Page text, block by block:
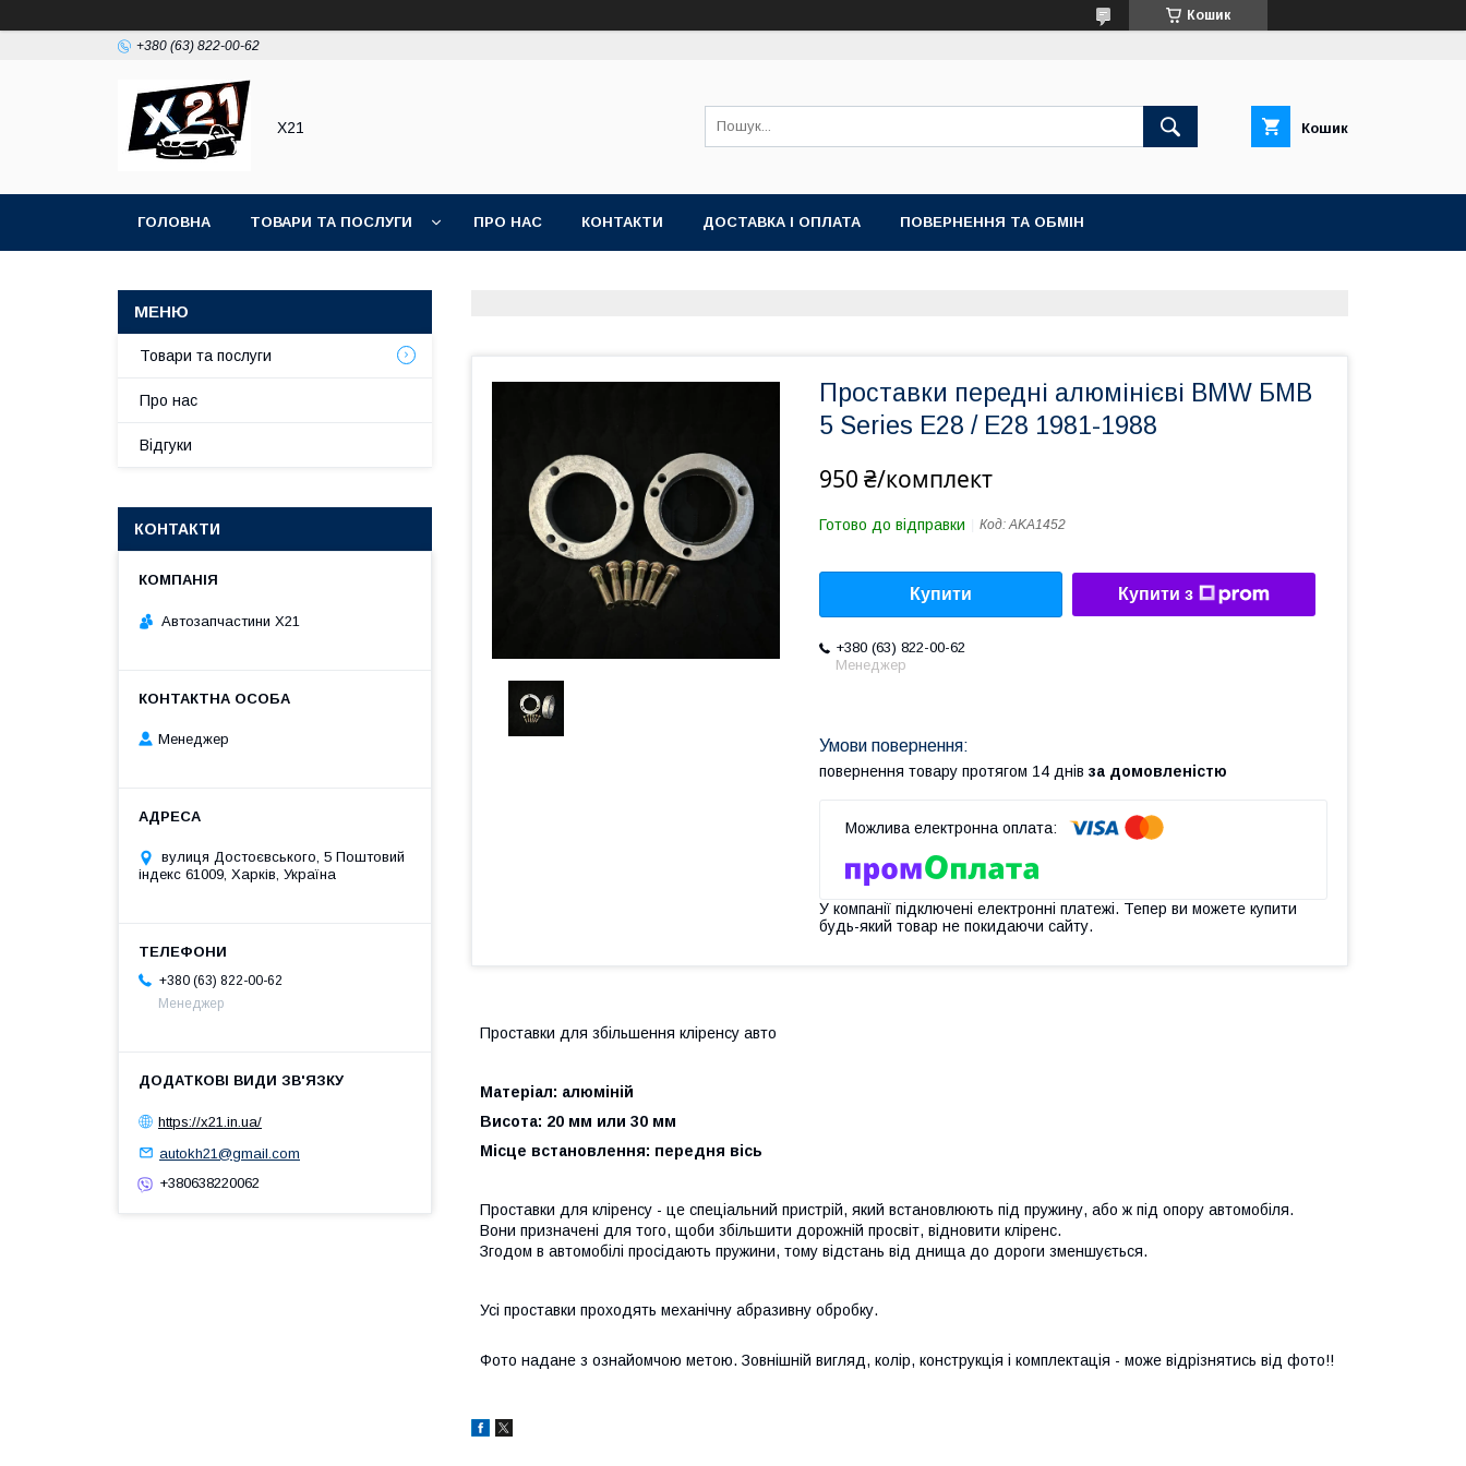
Кошик
+380 (63) 822-00-62
Х21 Кошик
ГОЛОВНА ТОВАРИ ТА ПОСЛУГИ ПРО НАС КОНТАКТИ ДОСТАВКА І ОПЛАТА ПОВЕРНЕННЯ ТА ОБМІН
Проставки передні алюмінієві BMW БМВ
5 Series E28 / Е28 1981-1988
950 ₴/комплект
Готово до відправки Код:AKA1452
Купити Купити з
+380 (63) 822-00-62
Менеджер
повернення товару протягом 14 днів за домовленістю
У компанії підключені електронні платежі. Тепер ви можете купити
будь-який товар не покидаючи сайту.
Проставки для збільшення кліренсу авто
Матеріал: алюміній
Висота: 20 мм или 30 мм
Місце встановлення: передня вісь
Проставки для кліренсу - це спеціальний пристрій, який встановлюють під пружину, або ж під опору автомобіля.
Вони призначені для того, щоби збільшити дорожній просвіт, відновити кліренс.
Згодом в автомобілі просідають пружини, тому відстань від днища до дороги зменшується.
Усі проставки проходять механічну абразивну обробку.
Фото надане з ознайомчою метою. Зовнішній вигляд, колір, конструкція і комплектація - може відрізнятись від фото!!
Товари та послуги
Про нас
Відгуки
КОНТАКТИ
Автозапчастини X21
Менеджер
вулиця Достоєвського, 5 Поштовий
індекс 61009, Харків, Україна
+380 (63) 822-00-62
Менеджер
https://x21.in.ua/
autokh21@gmail.com
+380638220062